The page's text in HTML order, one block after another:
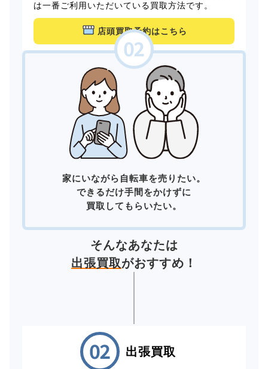
は一番ご利用いただいている買取方法です。
店頭買取予約はこちら
家にいながら自転車を売りたい。
できるだけ手間をかけずに
買取してもらいたい。
そんなあなたは
出張買取がおすすめ！
出張買取